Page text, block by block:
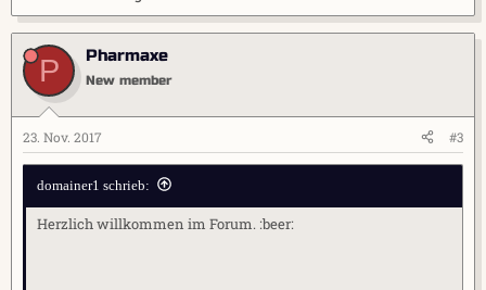
P Pharmaxe
New member
23. Nov. 2017 #3
domainer1 schrieb:
Herzlich willkommen im Forum. :beer: